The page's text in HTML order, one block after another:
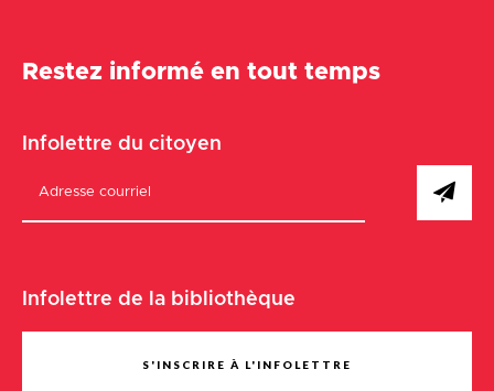
Restez informé en tout temps
Infolettre du citoyen
Infolettre de la bibliothèque
S'INSCRIRE À L'INFOLETTRE